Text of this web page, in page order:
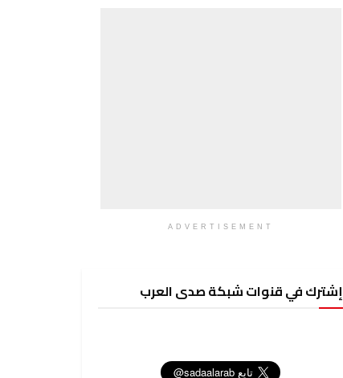
ADVERTISEMENT
إشترك في قنوات شبكة صدى العرب